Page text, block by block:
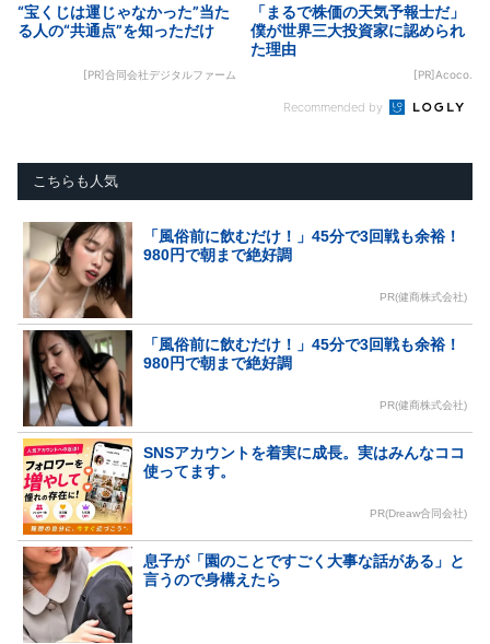
“宝くじは運じゃなかった”当た
る人の“共通点”を知っただけ
[PR]合同会社デジタルファーム
「まるで株価の天気予報士だ」
僕が世界三大投資家に認められ
た理由
[PR]Acoco.
Recommended by
こちらも人気
「風俗前に飲むだけ！」45分で3回戦も余裕！
980円で朝まで絶好調
PR(健商株式会社)
「風俗前に飲むだけ！」45分で3回戦も余裕！
980円で朝まで絶好調
PR(健商株式会社)
SNSアカウントを着実に成長。実はみんなココ
使ってます。
PR(Dreaw合同会社)
息子が「園のことですごく大事な話がある」と
言うので身構えたら